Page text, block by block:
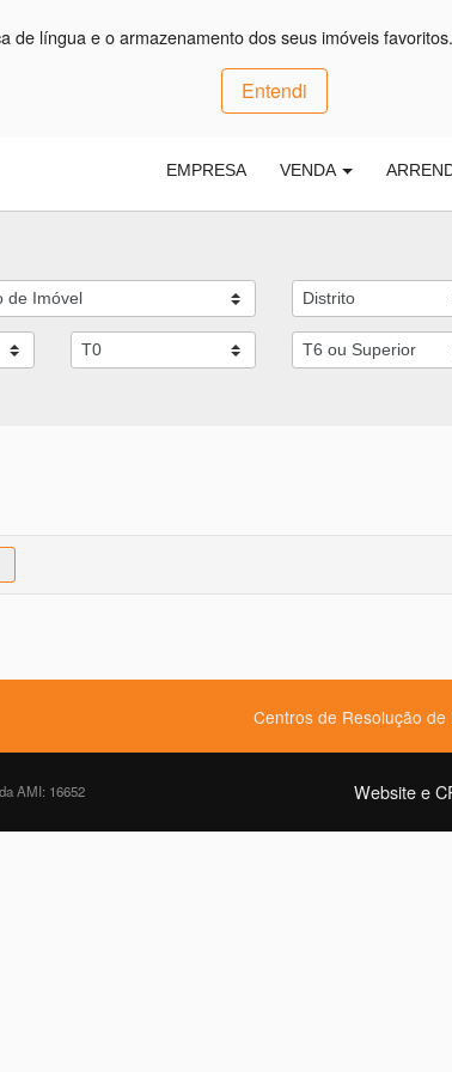
de língua e o armazenamento dos seus imóveis
Entendi
EMPRESA VENDA
Centros de Resolução de
AMI: 16652 Website e